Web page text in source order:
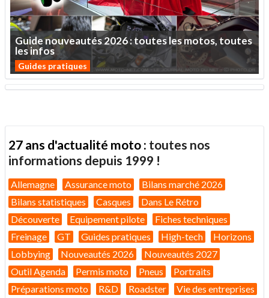
Guidenouveautés2026:touteslesmotos,toutes
lesinfos
Guides pratiques
27 ans d'actualité moto : toutes nos
informations depuis 1999 !
Allemagne Assurance moto
Bilans marché 2026
Bilans statistiques
Casques
Dans Le Rétro
Découverte
Equipement pilote
Fiches techniques
Freinage
GT Guides pratiques High-tech
Horizons
Lobbying
Nouveautés 2026
Nouveautés 2027
Outil Agenda
Permis moto Pneus
Portraits
Préparations moto
R&D Roadster Vie des entreprises